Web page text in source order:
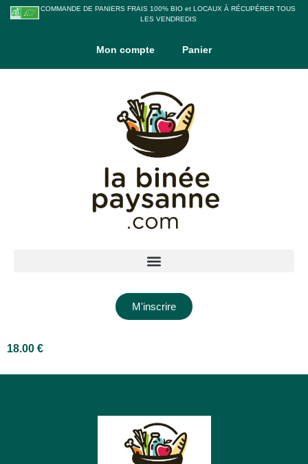
COMMANDE DE PANIERS FRAIS 100% BIO et LOCAUX À RÉCUPÉRER TOUS
LES VENDREDIS
Mon compte Panier
M'inscrire
18.00 €